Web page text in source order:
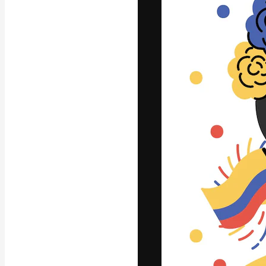
La plataforma
trabajo. Más
entre
estudios.
Español
Copyright ©